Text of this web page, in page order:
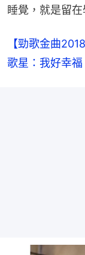
睡覺，就是留在
【勁歌金曲
歌星：我好幸福